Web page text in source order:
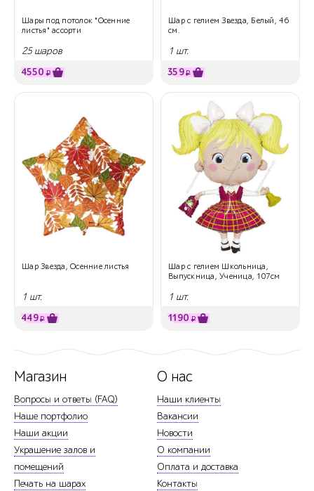
Шары под потолок "Осенние
листья" ассорти
25 шаров
4550 ₽
Шар с гелием Звезда, Белый, 46
см.
1 шт.
359₽
Шар Звезда, Осенние листья
1 шт.
449₽
Шар с гелием Школьница,
Выпускница, Ученица, 107см
1 шт.
1190 ₽
Магазин
Вопросы и ответы (FAQ)
Наше портфолио
Наши акции
Украшение залов и
помещений
Печать на шарах
О нас
Наши клиенты
Вакансии
Новости
О компании
Оплата и доставка
Контакты